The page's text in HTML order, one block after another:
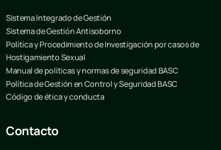
Sistema Integrado de Gestión
Sistema de Gestión Antisoborno
Política y Procedimiento de Investigación por casos de
Hostigamiento Sexual
Manual de políticas y normas de seguridad BASC
Política de Gestión en Control y Seguridad BASC
Código de ética y conducta
Contacto